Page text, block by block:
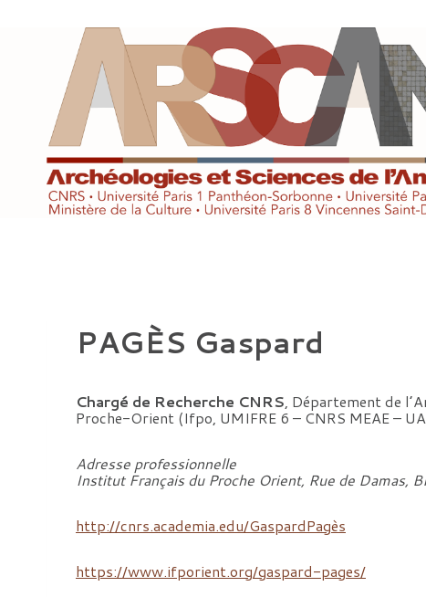
PAGÈS Gaspard
Chargé de Recherche CNRS, Département de
Proche-Orient (Ifpo, UMIFRE 6 – CNRS MEAE –
Adresse professionnelle
Institut Français du Proche Orient, Rue de Damas,
http://cnrs.academia.edu/GaspardPagès
https://www.ifporient.org/gaspard-pages/